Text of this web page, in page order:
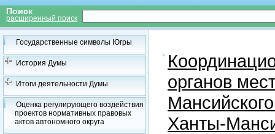
Поиск
расширенный поиск
Государственные символы Югры
История Думы
Итоги деятельности Думы
Оценка регулирующего воздействия
проектов нормативных правовых
актов автономного округа
органов
Ханты-